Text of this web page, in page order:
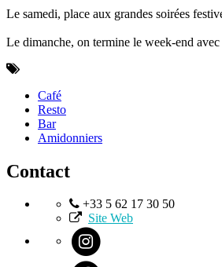
Le samedi, place aux grandes soirées
Le dimanche, on termine le week-end
Café
Resto
Bar
Amidonniers
Contact
+33 5 62 17 30 50
Site Web